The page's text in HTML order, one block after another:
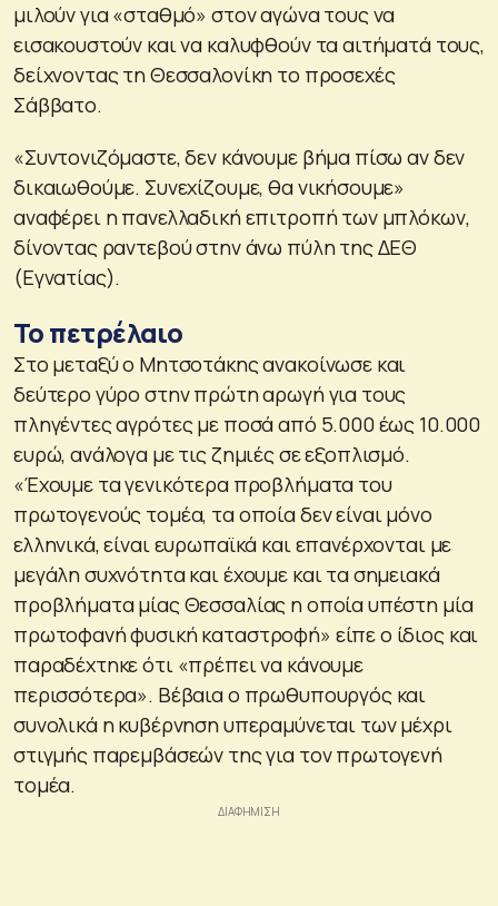
μιλούν για «σταθμό» στον αγώνα τους να
εισακουστούν και να καλυφθούν τα αιτήματά τους,
δείχνοντας τη Θεσσαλονίκη το προσεχές
Σάββατο.
«Συντονιζόμαστε, δεν κάνουμε βήμα πίσω αν δεν
δικαιωθούμε. Συνεχίζουμε, θα νικήσουμε»
αναφέρει η πανελλαδική επιτροπή των μπλόκων,
δίνοντας ραντεβού στην άνω πύλη της ΔΕΘ
(Εγνατίας).
Το πετρέλαιο
Στο μεταξύ ο Μητσοτάκης ανακοίνωσε και
δεύτερο γύρο στην πρώτη αρωγή για τους
πληγέντες αγρότες με ποσά από 5.000 έως 10.000
ευρώ, ανάλογα με τις ζημιές σε εξοπλισμό.
«Έχουμε τα γενικότερα προβλήματα του
πρωτογενούς τομέα, τα οποία δεν είναι μόνο
ελληνικά, είναι ευρωπαϊκά και επανέρχονται με
μεγάλη συχνότητα και έχουμε και τα σημειακά
προβλήματα μίας Θεσσαλίας η οποία υπέστη μία
πρωτοφανή φυσική καταστροφή» είπε ο ίδιος και
παραδέχτηκε ότι «πρέπει να κάνουμε
περισσότερα». Βέβαια ο πρωθυπουργός και
συνολικά η κυβέρνηση υπεραμύνεται των μέχρι
στιγμής παρεμβάσεών της για τον πρωτογενή
τομέα.